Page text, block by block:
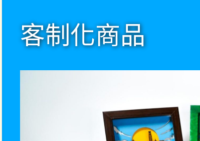
客制化商品